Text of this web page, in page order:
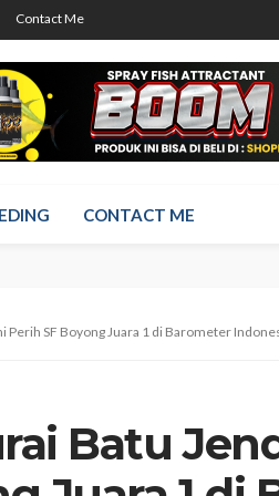
Contact Me
CONTACT ME
SF Boyong Juara 1 di Barometer
Batu